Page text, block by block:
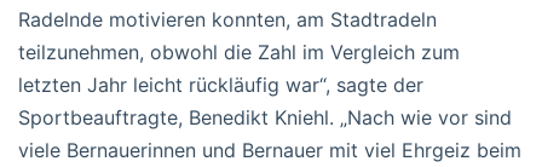
Radelnde motivieren konnten, am Stadtradeln
teilzunehmen, obwohl die Zahl im Vergleich zum
letzten Jahr leicht rückläufig war“, sagte der
Sportbeauftragte, Benedikt Kniehl. „Nach wie vor sind
viele Bernauerinnen und Bernauer mit viel Ehrgeiz beim